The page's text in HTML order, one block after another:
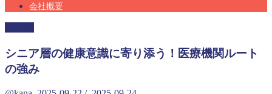
会社概要
シニア層の健康意識に寄り添う！医療機関ルート
の強み